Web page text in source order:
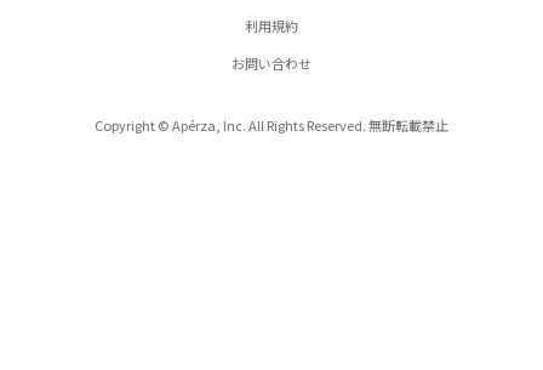
利用規約
お問い合わせ
Copyright © Apérza, Inc. All Rights Reserved. 無断転載禁止